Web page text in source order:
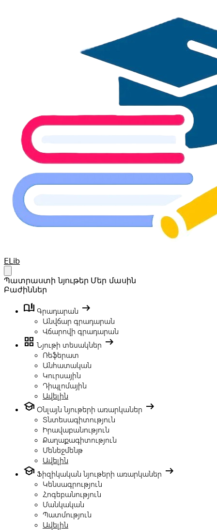
Your Company
ELib
Պատրաստի նյութեր Մեր մասին
Բաժիններ
book_ribbon Գրադարան arrow_right_alt
Անվճար գրադարան
Վճարովի գրադարան
grid_view Նյութի տեսակներ arrow_right_alt
Ռեֆերատ
Անհատական
Կուրսային
Դիպլոմային
Ավելին
school Օնլայն նյութերի առարկաներ arrow_right_alt
Տնտեսագիտություն
Իրավաբանություն
Քաղաքագիտություն
Մենեջմենթ
Ավելին
school Ֆիզիկական նյութերի առարկաներ arrow_right_alt
Կենսագրություն
Հոգեբանություն
Մանկական
Պատմություն
Ավելին